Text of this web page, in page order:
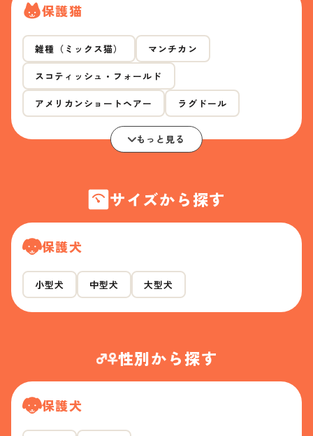
保護猫
雑種（ミックス猫） マンチカン
スコティッシュ・フォールド
アメリカンショートヘアー ラグドール
もっと見る
サイズから探す
保護犬
小型犬 中型犬 大型犬
性別から探す
保護犬